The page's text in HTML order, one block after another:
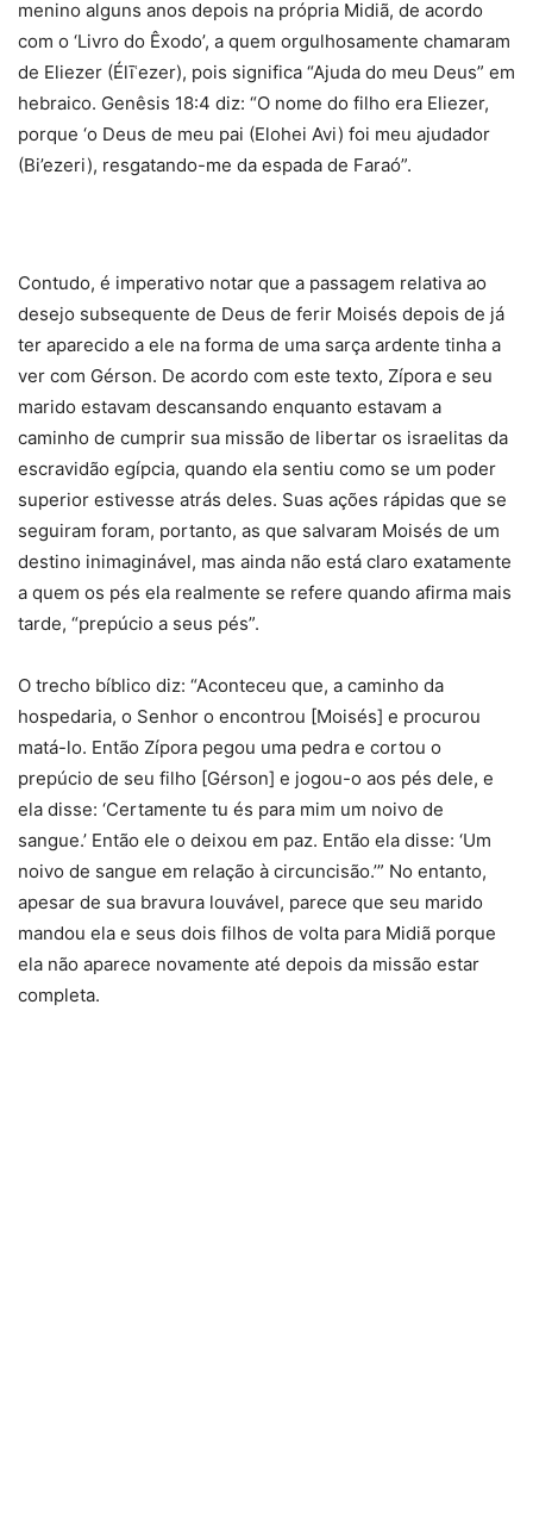
menino alguns anos depois na própria Midiã, de acordo
com o ‘Livro do Êxodo’, a quem orgulhosamente chamaram
de Eliezer (Élīʿezer), pois significa “Ajuda do meu Deus” em
hebraico. Genêsis 18:4 diz: “O nome do filho era Eliezer,
porque ‘o Deus de meu pai (Elohei Avi) foi meu ajudador
(Bi’ezeri), resgatando-me da espada de Faraó”.
Contudo, é imperativo notar que a passagem relativa ao
desejo subsequente de Deus de ferir Moisés depois de já
ter aparecido a ele na forma de uma sarça ardente tinha a
ver com Gérson. De acordo com este texto, Zípora e seu
marido estavam descansando enquanto estavam a
caminho de cumprir sua missão de libertar os israelitas da
escravidão egípcia, quando ela sentiu como se um poder
superior estivesse atrás deles. Suas ações rápidas que se
seguiram foram, portanto, as que salvaram Moisés de um
destino inimaginável, mas ainda não está claro exatamente
a quem os pés ela realmente se refere quando afirma mais
tarde, “prepúcio a seus pés”.
O trecho bíblico diz: “Aconteceu que, a caminho da
hospedaria, o Senhor o encontrou [Moisés] e procurou
matá-lo. Então Zípora pegou uma pedra e cortou o
prepúcio de seu filho [Gérson] e jogou-o aos pés dele, e
ela disse: ‘Certamente tu és para mim um noivo de
sangue.’ Então ele o deixou em paz. Então ela disse: ‘Um
noivo de sangue em relação à circuncisão.’” No entanto,
apesar de sua bravura louvável, parece que seu marido
mandou ela e seus dois filhos de volta para Midiã porque
ela não aparece novamente até depois da missão estar
completa.